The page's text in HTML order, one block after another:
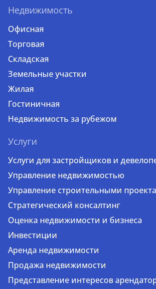
Недвижимость
Офисная
Торговая
Складская
Земельные участки
Жилая
Гостиничная
Недвижимость за рубежом
Услуги
Услуги для застройщиков и
Управление недвижимостью
Управление строительными
Стратегический консалтинг
Оценка недвижимости и бизнеса
Инвестиции
Аренда недвижимости
Продажа недвижимости
Представление интересов